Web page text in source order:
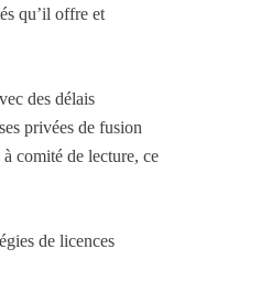
qu’il offre et
des délais
privées de fusion
comité de lecture, ce
de licences